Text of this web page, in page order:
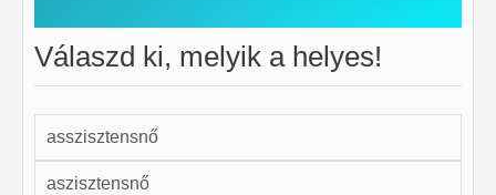
Válaszd ki, melyik a helyes!
asszisztensnő
aszisztensnő